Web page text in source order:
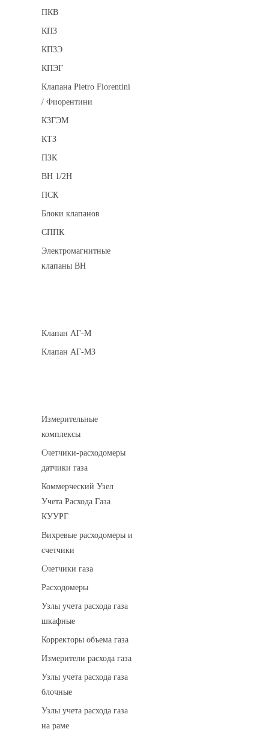
ПКВ
КПЗ
КПЗЭ
КПЭГ
Клапана Pietro Fiorentini
/ Фиорентини
КЗГЭМ
КТЗ
ПЗК
ВН 1/2Н
ПСК
Блоки клапанов
СППК
Электромагнитные
клапаны ВН
Клапан АГ-М
Клапан АГ-М3
Измерительные
комплексы
Счетчики-расходомеры
датчики газа
Коммерческий Узел
Учета Расхода Газа
КУУРГ
Вихревые расходомеры и
счетчики
Счетчики газа
Расходомеры
Узлы учета расхода газа
шкафные
Корректоры объема газа
Измерители расхода газа
Узлы учета расхода газа
блочные
Узлы учета расхода газа
на раме